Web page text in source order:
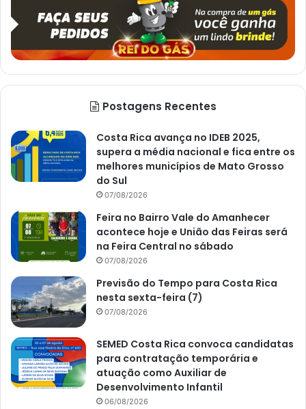
Postagens Recentes
Costa Rica avança no IDEB 2025,
supera a média nacional e fica entre os
melhores municípios de Mato Grosso
do Sul
07/08/2026
Feira no Bairro Vale do Amanhecer
acontece hoje e União das Feiras será
na Feira Central no sábado
07/08/2026
Previsão do Tempo para Costa Rica
nesta sexta-feira (7)
07/08/2026
SEMED Costa Rica convoca candidatas
para contratação temporária e
atuação como Auxiliar de
Desenvolvimento Infantil
06/08/2026